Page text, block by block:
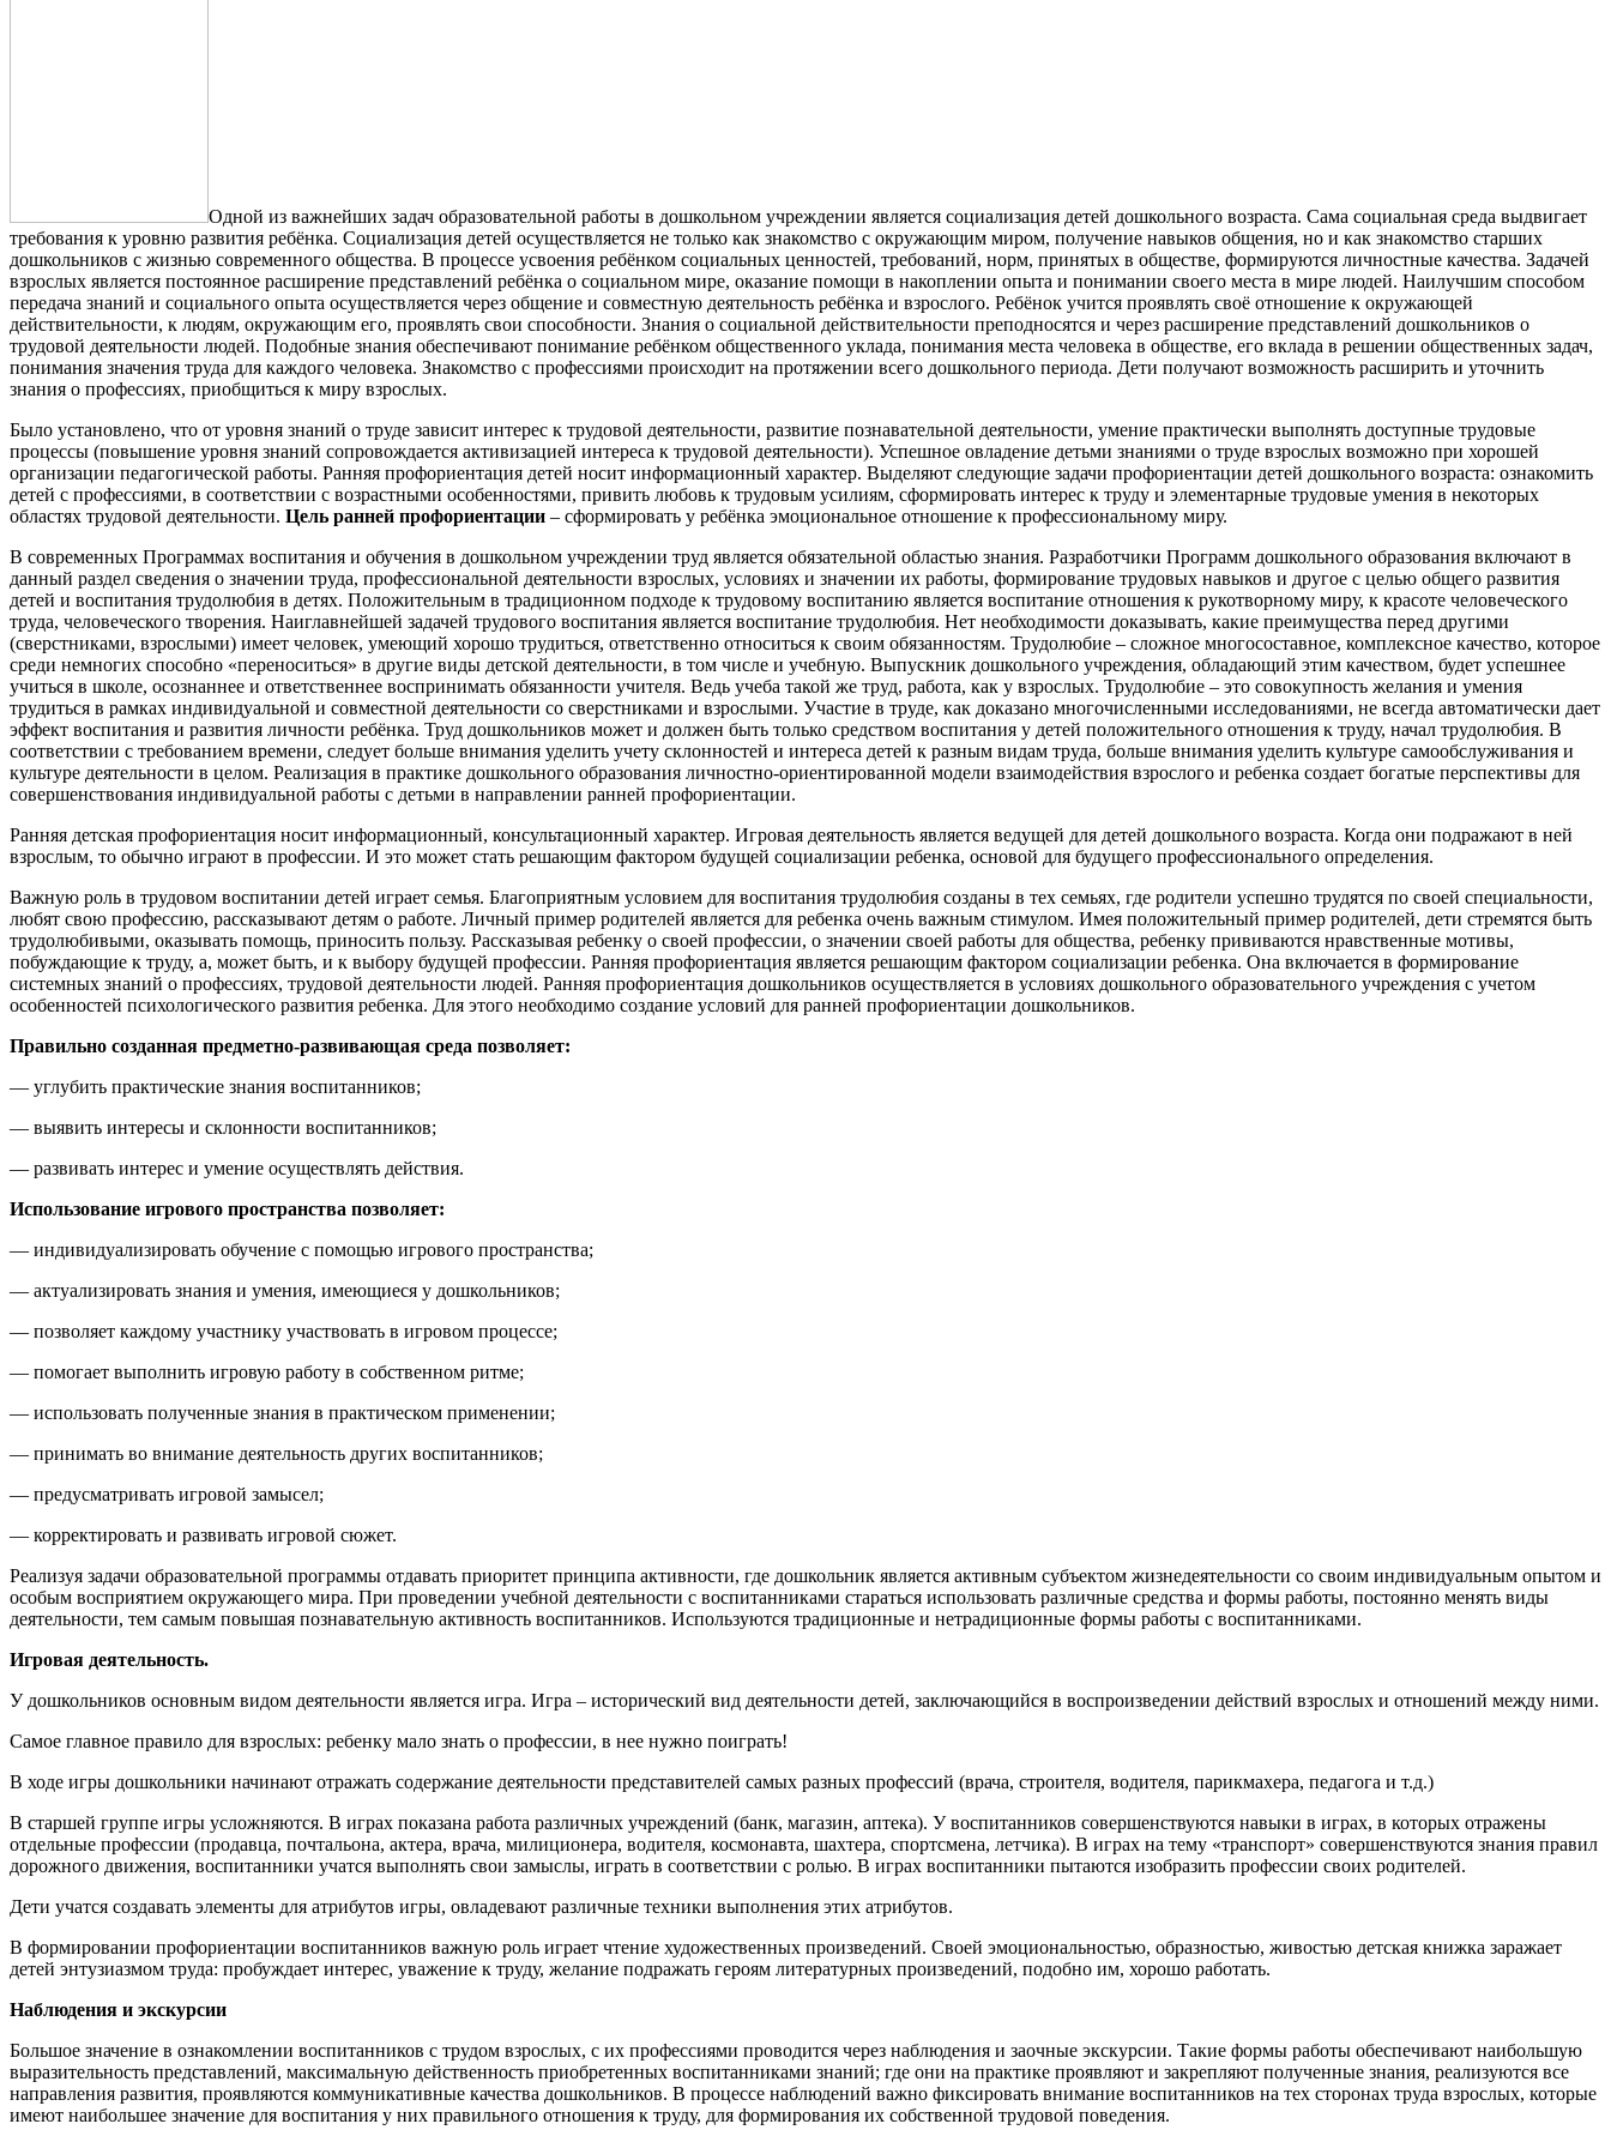
Одной из важнейших задач образовательной работы в дошкольном учреждении является социализация детей дошкольного возраста. Сама социальная среда выдвигает
требования к уровню развития ребёнка. Социализация детей осуществляется не только как знакомство с окружающим миром, получение навыков общения, но и как знакомство старших
дошкольников с жизнью современного общества. В процессе усвоения ребёнком социальных ценностей, требований, норм, принятых в обществе, формируются личностные качества. Задачей
взрослых является постоянное расширение представлений ребёнка о социальном мире, оказание помощи в накоплении опыта и понимании своего места в мире людей. Наилучшим способом
передача знаний и социального опыта осуществляется через общение и совместную деятельность ребёнка и взрослого. Ребёнок учится проявлять своё отношение к окружающей
действительности, к людям, окружающим его, проявлять свои способности. Знания о социальной действительности преподносятся и через расширение представлений дошкольников о
трудовой деятельности людей. Подобные знания обеспечивают понимание ребёнком общественного уклада, понимания места человека в обществе, его вклада в решении общественных задач,
понимания значения труда для каждого человека. Знакомство с профессиями происходит на протяжении всего дошкольного периода. Дети получают возможность расширить и уточнить
знания о профессиях, приобщиться к миру взрослых.
Было установлено, что от уровня знаний о труде зависит интерес к трудовой деятельности, развитие познавательной деятельности, умение практически выполнять доступные трудовые
процессы (повышение уровня знаний сопровождается активизацией интереса к трудовой деятельности). Успешное овладение детьми знаниями о труде взрослых возможно при хорошей
организации педагогической работы. Ранняя профориентация детей носит информационный характер. Выделяют следующие задачи профориентации детей дошкольного возраста: ознакомить
детей с профессиями, в соответствии с возрастными особенностями, привить любовь к трудовым усилиям, сформировать интерес к труду и элементарные трудовые умения в некоторых
областях трудовой деятельности. Цель ранней профориентации – сформировать у ребёнка эмоциональное отношение к профессиональному миру.
В современных Программах воспитания и обучения в дошкольном учреждении труд является обязательной областью знания. Разработчики Программ дошкольного образования включают в
данный раздел сведения о значении труда, профессиональной деятельности взрослых, условиях и значении их работы, формирование трудовых навыков и другое с целью общего развития
детей и воспитания трудолюбия в детях. Положительным в традиционном подходе к трудовому воспитанию является воспитание отношения к рукотворному миру, к красоте человеческого
труда, человеческого творения. Наиглавнейшей задачей трудового воспитания является воспитание трудолюбия. Нет необходимости доказывать, какие преимущества перед другими
(сверстниками, взрослыми) имеет человек, умеющий хорошо трудиться, ответственно относиться к своим обязанностям. Трудолюбие – сложное многосоставное, комплексное качество, которое
среди немногих способно «переноситься» в другие виды детской деятельности, в том числе и учебную. Выпускник дошкольного учреждения, обладающий этим качеством, будет успешнее
учиться в школе, осознаннее и ответственнее воспринимать обязанности учителя. Ведь учеба такой же труд, работа, как у взрослых. Трудолюбие – это совокупность желания и умения
трудиться в рамках индивидуальной и совместной деятельности со сверстниками и взрослыми. Участие в труде, как доказано многочисленными исследованиями, не всегда автоматически дает
эффект воспитания и развития личности ребёнка. Труд дошкольников может и должен быть только средством воспитания у детей положительного отношения к труду, начал трудолюбия. В
соответствии с требованием времени, следует больше внимания уделить учету склонностей и интереса детей к разным видам труда, больше внимания уделить культуре самообслуживания и
культуре деятельности в целом. Реализация в практике дошкольного образования личностно-ориентированной модели взаимодействия взрослого и ребенка создает богатые перспективы для
совершенствования индивидуальной работы с детьми в направлении ранней профориентации.
Ранняя детская профориентация носит информационный, консультационный характер. Игровая деятельность является ведущей для детей дошкольного возраста. Когда они подражают в ней
взрослым, то обычно играют в профессии. И это может стать решающим фактором будущей социализации ребенка, основой для будущего профессионального определения.
Важную роль в трудовом воспитании детей играет семья. Благоприятным условием для воспитания трудолюбия созданы в тех семьях, где родители успешно трудятся по своей специальности,
любят свою профессию, рассказывают детям о работе. Личный пример родителей является для ребенка очень важным стимулом. Имея положительный пример родителей, дети стремятся быть
трудолюбивыми, оказывать помощь, приносить пользу. Рассказывая ребенку о своей профессии, о значении своей работы для общества, ребенку прививаются нравственные мотивы,
побуждающие к труду, а, может быть, и к выбору будущей профессии. Ранняя профориентация является решающим фактором социализации ребенка. Она включается в формирование
системных знаний о профессиях, трудовой деятельности людей. Ранняя профориентация дошкольников осуществляется в условиях дошкольного образовательного учреждения с учетом
особенностей психологического развития ребенка. Для этого необходимо создание условий для ранней профориентации дошкольников.
Правильно созданная предметно-развивающая среда позволяет:
— углубить практические знания воспитанников;
— выявить интересы и склонности воспитанников;
— развивать интерес и умение осуществлять действия.
Использование игрового пространства позволяет:
— индивидуализировать обучение с помощью игрового пространства;
— актуализировать знания и умения, имеющиеся у дошкольников;
— позволяет каждому участнику участвовать в игровом процессе;
— помогает выполнить игровую работу в собственном ритме;
— использовать полученные знания в практическом применении;
— принимать во внимание деятельность других воспитанников;
— предусматривать игровой замысел;
— корректировать и развивать игровой сюжет.
Реализуя задачи образовательной программы отдавать приоритет принципа активности, где дошкольник является активным субъектом жизнедеятельности со своим индивидуальным опытом и
особым восприятием окружающего мира. При проведении учебной деятельности с воспитанниками стараться использовать различные средства и формы работы, постоянно менять виды
деятельности, тем самым повышая познавательную активность воспитанников. Используются традиционные и нетрадиционные формы работы с воспитанниками.
Игровая деятельность.
У дошкольников основным видом деятельности является игра. Игра – исторический вид деятельности детей, заключающийся в воспроизведении действий взрослых и отношений между ними.
Самое главное правило для взрослых: ребенку мало знать о профессии, в нее нужно поиграть!
В ходе игры дошкольники начинают отражать содержание деятельности представителей самых разных профессий (врача, строителя, водителя, парикмахера, педагога и т.д.)
В старшей группе игры усложняются. В играх показана работа различных учреждений (банк, магазин, аптека). У воспитанников совершенствуются навыки в играх, в которых отражены
отдельные профессии (продавца, почтальона, актера, врача, милиционера, водителя, космонавта, шахтера, спортсмена, летчика). В играх на тему «транспорт» совершенствуются знания правил
дорожного движения, воспитанники учатся выполнять свои замыслы, играть в соответствии с ролью. В играх воспитанники пытаются изобразить профессии своих родителей.
Дети учатся создавать элементы для атрибутов игры, овладевают различные техники выполнения этих атрибутов.
В формировании профориентации воспитанников важную роль играет чтение художественных произведений. Своей эмоциональностью, образностью, живостью детская книжка заражает
детей энтузиазмом труда: пробуждает интерес, уважение к труду, желание подражать героям литературных произведений, подобно им, хорошо работать.
Наблюдения и экскурсии
Большое значение в ознакомлении воспитанников с трудом взрослых, с их профессиями проводится через наблюдения и заочные экскурсии. Такие формы работы обеспечивают наибольшую
выразительность представлений, максимальную действенность приобретенных воспитанниками знаний; где они на практике проявляют и закрепляют полученные знания, реализуются все
направления развития, проявляются коммуникативные качества дошкольников. В процессе наблюдений важно фиксировать внимание воспитанников на тех сторонах труда взрослых, которые
имеют наибольшее значение для воспитания у них правильного отношения к труду, для формирования их собственной трудовой поведения.